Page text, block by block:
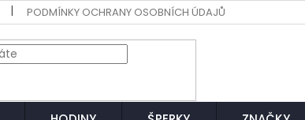
PODMÍNKY OCHRANY OSOBNÍCH ÚDAJŮ